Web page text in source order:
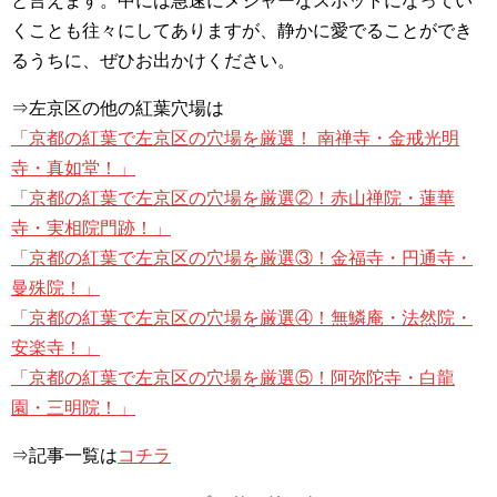
くことも往々にしてありますが、静かに愛でることができ
るうちに、ぜひお出かけください。
⇒左京区の他の紅葉穴場は
「京都の紅葉で左京区の穴場を厳選！ 南禅寺・金戒光明
寺・真如堂！」
「京都の紅葉で左京区の穴場を厳選②！赤山禅院・蓮華
寺・実相院門跡！」
「京都の紅葉で左京区の穴場を厳選③！金福寺・円通寺・
曼殊院！」
「京都の紅葉で左京区の穴場を厳選④！無鱗庵・法然院・
安楽寺！」
「京都の紅葉で左京区の穴場を厳選⑤！阿弥陀寺・白龍
園・三明院！」
⇒記事一覧はコチラ